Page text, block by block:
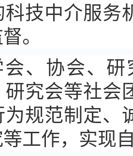
技中介服务
。
会、协会、
究会等社会
规范制定、
工作，实现